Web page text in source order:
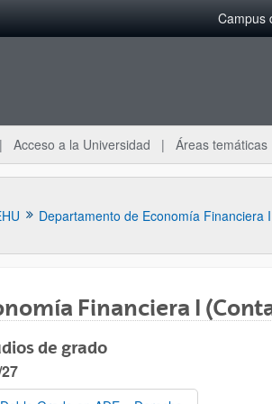
Campus
Acceso a la Universidad Áreas temáticas
Departamento de Economía Financiera I
subpáginas
Financiera I
de grado